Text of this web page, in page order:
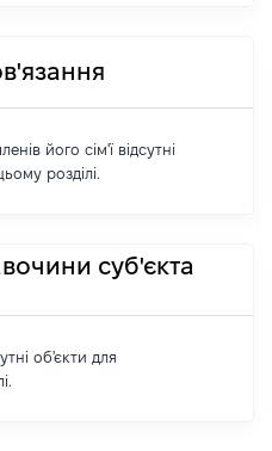
його сім'ї відсутні
розділі.
суб'єкта
об'єкти для